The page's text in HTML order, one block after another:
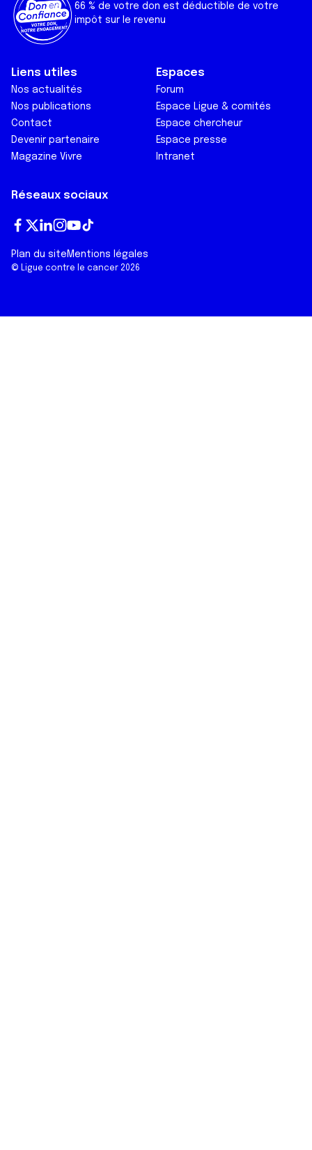
66 % de votre don est déductible de votre
impôt sur le revenu
Liens utiles
Nos actualités
Nos publications
Contact
Devenir partenaire
Magazine Vivre
Espaces
Forum
Espace Ligue & comités
Espace chercheur
Espace presse
Intranet
Réseaux sociaux
ce
bo
wi
tt
ke
dI
st
ag
ut
ub
To
k
© Ligue contre le cancer 2026
Plan du site Mentions légales